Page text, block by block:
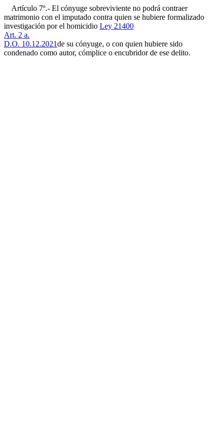
Artículo 7º.- El cónyuge sobreviviente no podrá contraer
matrimonio con el imputado contra quien se hubiere formalizado
investigación por el homicidio Ley 21400
Art. 2 a.
D.O. 10.12.2021de su cónyuge, o con quien hubiere sido
condenado como autor, cómplice o encubridor de ese delito.